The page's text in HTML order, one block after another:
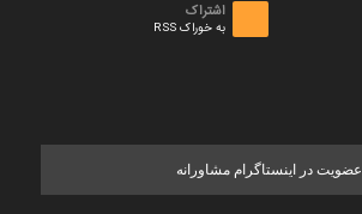
اشتراک
به خوراک RSS
عضویت در اینستاگرام مشاورانه